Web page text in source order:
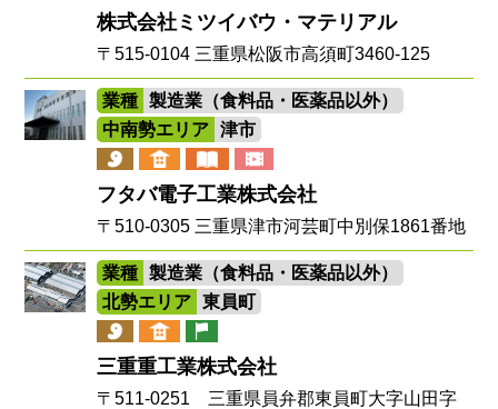
株式会社ミツイバウ・マテリアル
〒515-0104 三重県松阪市高須町3460-125
業種
製造業（食料品・医薬品以外）
中南勢エリア
津市
フタバ電子工業株式会社
〒510-0305 三重県津市河芸町中別保1861番地
業種
製造業（食料品・医薬品以外）
北勢エリア
東員町
三重重工業株式会社
〒511-0251 三重県員弁郡東員町大字山田字